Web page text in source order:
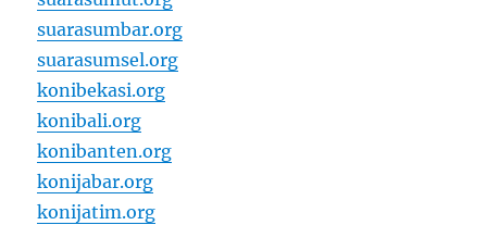
suarasumbar.org
suarasumsel.org
konibekasi.org
konibali.org
konibanten.org
konijabar.org
konijatim.org